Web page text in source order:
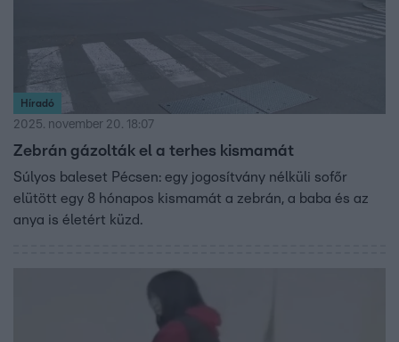
Híradó
2025. november 20. 18:07
Zebrán gázolták el a terhes kismamát
Súlyos baleset Pécsen: egy jogosítvány nélküli sofőr
elütött egy 8 hónapos kismamát a zebrán, a baba és az
anya is életért küzd.